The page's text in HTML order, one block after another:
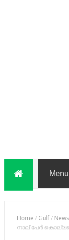
Home / Gulf/ News
നാല് പേര്‍